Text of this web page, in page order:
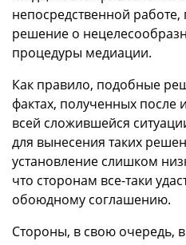
непосредственной
решение о
процедуры медиации.
Как правило, подобные
фактах, полученных после
всей сложившейся
для вынесения таких
установление слишком
что сторонам все-таки
обоюдному соглашению.
Стороны, в свою очередь,